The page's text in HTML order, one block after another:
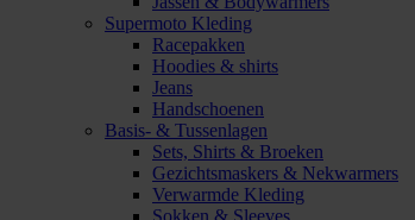
Supermoto Kleding
Racepakken
Hoodies & shirts
Jeans
Handschoenen
Basis- & Tussenlagen
Sets, Shirts & Broeken
Gezichtsmaskers & Nekwarmers
Verwarmde Kleding
Sokken & Sleeves